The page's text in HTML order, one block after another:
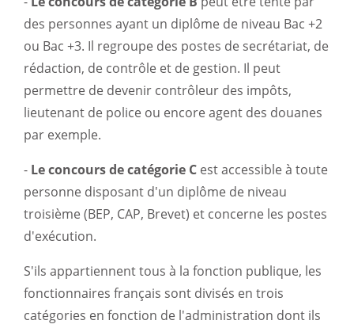
des personnes ayant un diplôme de niveau Bac +2
ou Bac +3. Il regroupe des postes de secrétariat, de
rédaction, de contrôle et de gestion. Il peut
permettre de devenir contrôleur des impôts,
lieutenant de police ou encore agent des douanes
par exemple.
- Le concours de catégorie C est accessible à toute
personne disposant d'un diplôme de niveau
troisième (BEP, CAP, Brevet) et concerne les postes
d'exécution.
S'ils appartiennent tous à la fonction publique, les
fonctionnaires français sont divisés en trois
catégories en fonction de l'administration dont ils